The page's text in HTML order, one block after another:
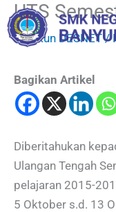
Skip
to
content
UTS
ByAkun DESNET/
Bagikan Artikel
Diberitahukan
Ulangan Tengah
pelajaran 2015-
5 Oktober s.d. 13